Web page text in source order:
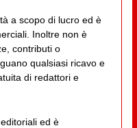
a scopo di lucro ed è
Inoltre non è
contributi o
qualsiasi ricavo e
di redattori e
ed è